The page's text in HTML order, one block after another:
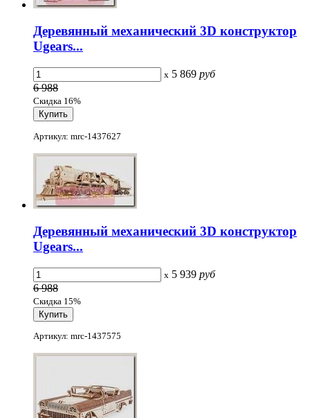
Деревянный механический 3D конструктор
Ugears...
x 5 869 руб
6 988
Скидка 16%
Артикул: mrc-1437627
Деревянный механический 3D конструктор
Ugears...
x 5 939 руб
6 988
Скидка 15%
Артикул: mrc-1437575